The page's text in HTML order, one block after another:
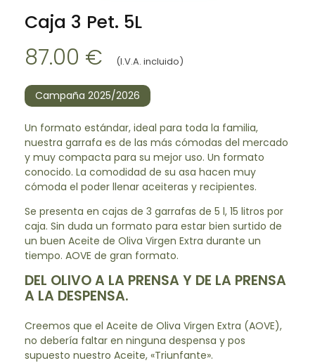
Caja 3 Pet. 5L
87.00 € (I.V.A. incluido)
Campaña 2025/2026
Un formato estándar, ideal para toda la familia,
nuestra garrafa es de las más cómodas del mercado
y muy compacta para su mejor uso. Un formato
conocido. La comodidad de su asa hacen muy
cómoda el poder llenar aceiteras y recipientes.
Se presenta en cajas de 3 garrafas de 5 l, 15 litros por
caja. Sin duda un formato para estar bien surtido de
un buen Aceite de Oliva Virgen Extra durante un
tiempo. AOVE de gran formato.
DEL OLIVO A LA PRENSA Y DE LA PRENSA
A LA DESPENSA.
Creemos que el Aceite de Oliva Virgen Extra (AOVE),
no debería faltar en ninguna despensa y pos
supuesto nuestro Aceite, «Triunfante».